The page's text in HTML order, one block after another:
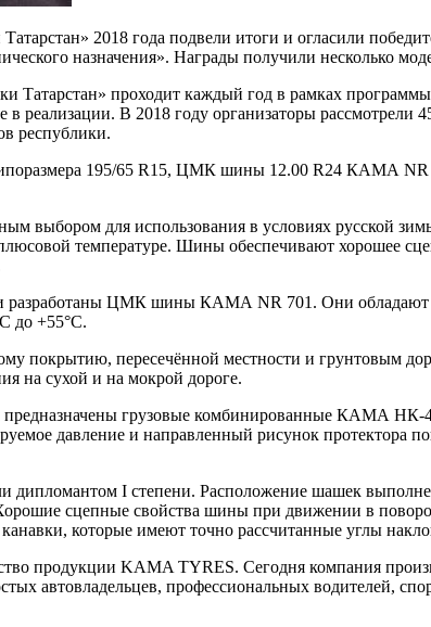
2018 года подвели итоги и огласили
назначения». Награды получили несколько
Татарстан» проходит каждый год в рамках
реализации. В 2018 году организаторы рассмотрели
республики.
195/65 R15, ЦМК шины 12.00 R24 КАМА
выбором для использования в условиях русской
температуре. Шины обеспечивают хорошее
разработаны ЦМК шины КАМА NR 701. Они обладают
до +55°С.
покрытию, пересечённой местности и
на сухой и на мокрой дороге.
грузовые комбинированные КАМА НК-
давление и направленный рисунок протектора
I степени. Расположение шашек
сцепные свойства шины при движении в
которые имеют точно рассчитанные углы
продукции KAMA TYRES. Сегодня компания
автовладельцев, профессиональных водителей,